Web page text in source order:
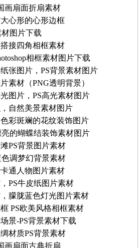
画扇面折扇素材
心形的心形边框
图片下载
接四角相框素材
相框素材图片下载
张图片，PS背景素材图片
素材（PNG透明背景）
图片，PS高光素材图片
自然美景素材图片
彩斑斓的花纹装饰图片
的蝴蝶结装饰素材图片
PS背景图片素材
调梦幻背景素材
通人物图片素材
PS牛皮纸图片素材
朦胧蓝色灯光图片素材
PS欧美风格相框素材
景-PS背景素材下载
材质PS背景素材
画扇面古典折扇